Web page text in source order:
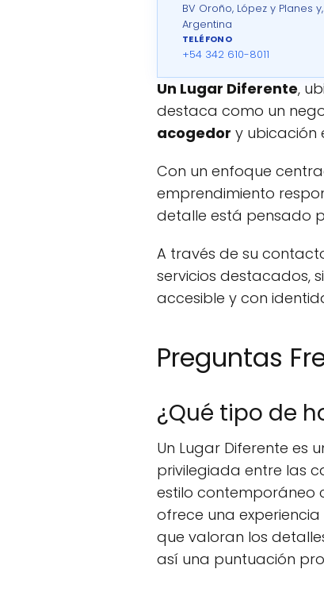
BV Oroño, López y Planes
Argentina
TELÉFONO
+54 342 610-8011
Un Lugar Diferente,
destaca como un
acogedor y ubicación
Con un enfoque
emprendimiento
detalle está pensado
A través de su
servicios destacados,
accesible y con
Preguntas
¿Qué tipo de
Un Lugar Diferente es
privilegiada entre las
estilo contemporáneo
ofrece una
que valoran los
así una puntuación